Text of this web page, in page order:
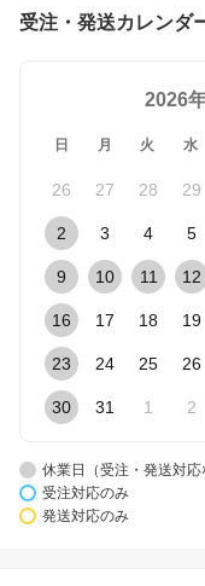
受注・発送カレンダ
2026
日 月 火 水
26 27 28 29
2 3 4 5
9 10 11 12
16 17 18 19
23 24 25 26
30 31 1 2
休業日（受注・発送対応
受注対応のみ
発送対応のみ